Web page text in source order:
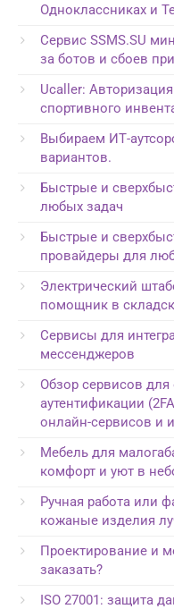
Одноклассниках и
Сервис SSMS.SU
за ботов и сбоев
Ucaller:
спортивного
Выбираем ИТ-
вариантов.
Быстрые и
любых задач
Быстрые и
провайдеры для
Электрический
помощник в
Сервисы для
мессенджеров
Обзор сервисов для
аутентификации
онлайн-сервисов и
Мебель для
комфорт и уют в
Ручная работа или
кожаные изделия
Проектирование и
заказать?
ISO 27001: защита